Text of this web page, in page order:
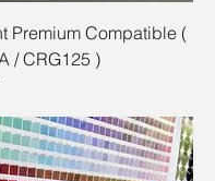
Premium Compatible (
/ CRG125 )